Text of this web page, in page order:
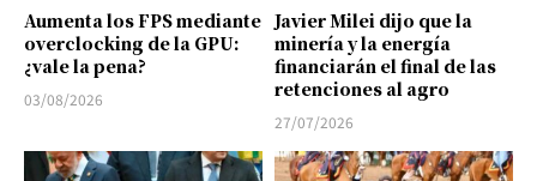
Aumenta los FPS mediante
overclocking de la GPU:
¿vale la pena?
03/08/2026
Javier Milei dijo que la
minería y la energía
financiarán el final de las
retenciones al agro
27/07/2026